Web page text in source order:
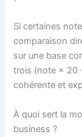
Si certaines
comparaison
sur une base
trois (note × 20
cohérente et
À quoi sert la
business ?